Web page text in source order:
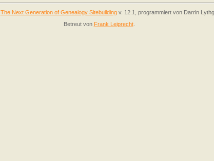
The Next Generation of Genealogy Sitebuildingv. 12.1, programmiert von Darrin
Betreut von Frank Leiprecht.